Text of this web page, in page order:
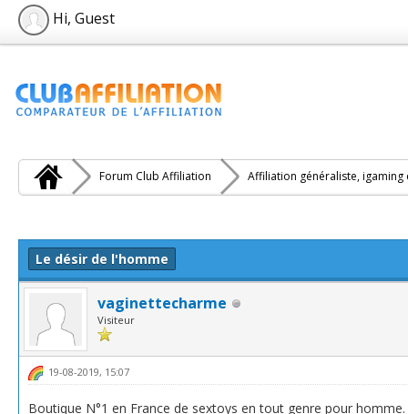
Hi, Guest
Forum Club Affiliation Affiliation généraliste, igaming
Le désir de l'homme
vaginettecharme
Visiteur
19-08-2019, 15:07
Boutique N°1 en France de sextoys en tout genre pour